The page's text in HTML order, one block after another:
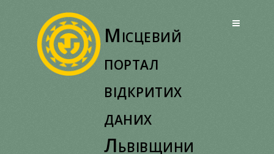
Місцевий
портал
відкритих
даних
Львівщини